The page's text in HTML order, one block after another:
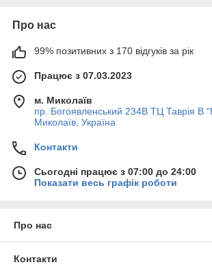
Про нас
99% позитивних з 170 відгуків за рік
Працює з 07.03.2023
м. Миколаїв
пр. Богоявленський 234В ТЦ Таврія В
Миколаїв, Україна
Контакти
Сьогодні працює з 07:00 до 24:00
Показати весь графік роботи
Про нас
Контакти